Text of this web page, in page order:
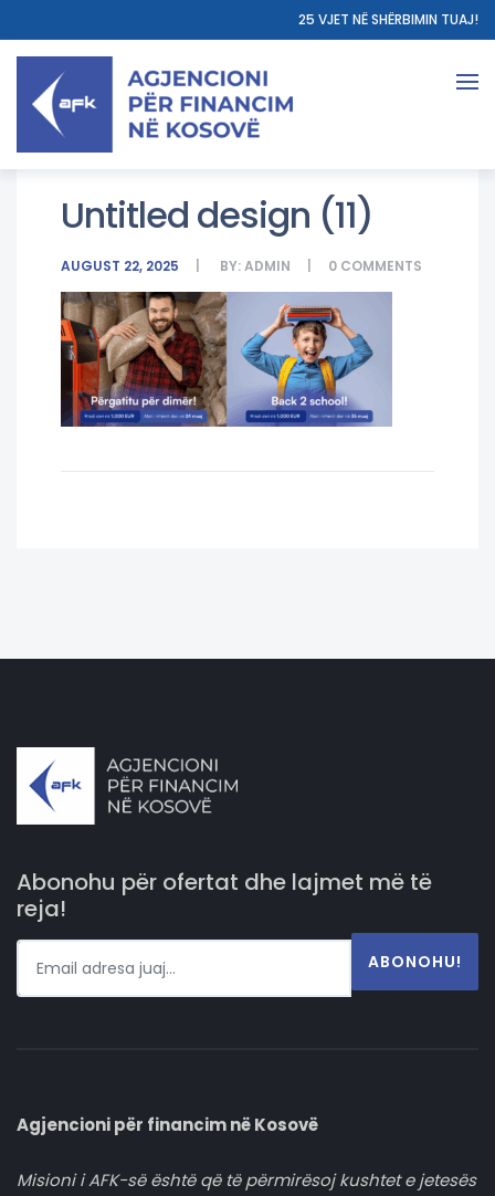
25 VJET NË SHËRBIMIN TUAJ!
Untitled design (11)
AUGUST 22, 2025 BY:ADMIN 0 COMMENTS
Abonohu për ofertat dhe lajmet më të
reja!
ABONOHU!
Agjencioni për financim në Kosovë
Misioni i AFK-së është që të përmirësoj kushtet e jetesës